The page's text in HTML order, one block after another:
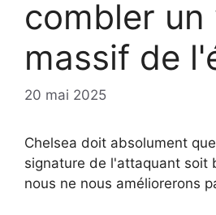
combler un
massif de
20 mai 2025
Chelsea doit absolument
signature de l'attaquant soit
nous ne nous améliorerons